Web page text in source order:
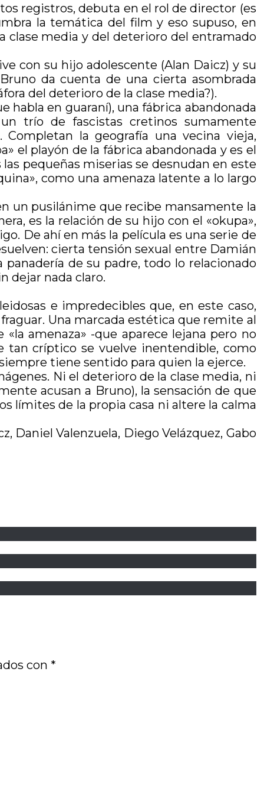
registros, debuta en el rol de director (es
la temática del film y eso supuso, en
clase media y del deterioro del entramado
con su hijo adolescente (Alan Daicz) y su
da cuenta de una cierta asombrada
del deterioro de la clase media?).
habla en guaraní), una fábrica abandonada
trío de fascistas cretinos sumamente
Completan la geografía una vecina vieja,
el playón de la fábrica abandonada y es el
pequeñas miserias se desnudan en este
como una amenaza latente a lo largo
un pusilánime que recibe mansamente la
es la relación de su hijo con el «okupa»,
De ahí en más la película es una serie de
cierta tensión sexual entre Damián
de su padre, todo lo relacionado
dejar nada claro.
e impredecibles que, en este caso,
Una marcada estética que remite al
amenaza» -que aparece lejana pero no
tan críptico se vuelve inentendible, como
tiene sentido para quien la ejerce.
Ni el deterioro de la clase media, ni
acusan a Bruno), la sensación de que
límites de la propia casa ni altere la calma
Daniel Valenzuela, Diego Velázquez, Gabo
con *